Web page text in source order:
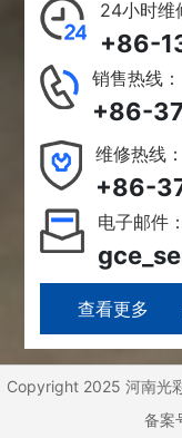
24小时维
+86-
销售热线：
+86-
维修热线：
+86-
电子邮件：
Copyright 2025 河南光
备案